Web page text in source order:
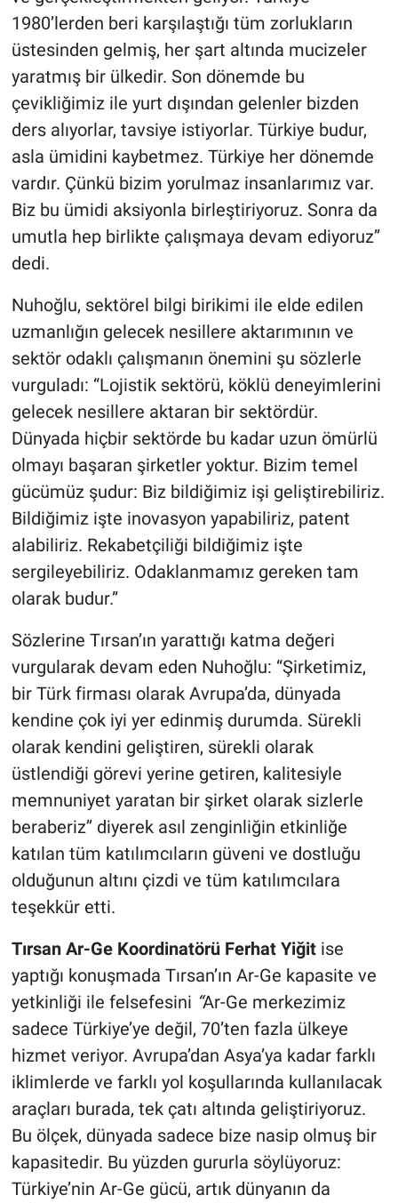
1980’lerden beri karşılaştığı tüm zorlukların
üstesinden gelmiş, her şart altında mucizeler
yaratmış bir ülkedir. Son dönemde bu
çevikliğimiz ile yurt dışından gelenler bizden
ders alıyorlar, tavsiye istiyorlar. Türkiye budur,
asla ümidini kaybetmez. Türkiye her dönemde
vardır. Çünkü bizim yorulmaz insanlarımız var.
Biz bu ümidi aksiyonla birleştiriyoruz. Sonra da
umutla hep birlikte çalışmaya devam ediyoruz’’
dedi.
Nuhoğlu, sektörel bilgi birikimi ile elde edilen
uzmanlığın gelecek nesillere aktarımının ve
sektör odaklı çalışmanın önemini şu sözlerle
vurguladı: “Lojistik sektörü, köklü deneyimlerini
gelecek nesillere aktaran bir sektördür.
Dünyada hiçbir sektörde bu kadar uzun ömürlü
olmayı başaran şirketler yoktur. Bizim temel
gücümüz şudur: Biz bildiğimiz işi geliştirebiliriz.
Bildiğimiz işte inovasyon yapabiliriz, patent
alabiliriz. Rekabetçiliği bildiğimiz işte
sergileyebiliriz. Odaklanmamız gereken tam
olarak budur.”
Sözlerine Tırsan’ın yarattığı katma değeri
vurgularak devam eden Nuhoğlu: “Şirketimiz,
bir Türk firması olarak Avrupa’da, dünyada
kendine çok iyi yer edinmiş durumda. Sürekli
olarak kendini geliştiren, sürekli olarak
üstlendiği görevi yerine getiren, kalitesiyle
memnuniyet yaratan bir şirket olarak sizlerle
beraberiz’’ diyerek asıl zenginliğin etkinliğe
katılan tüm katılımcıların güveni ve dostluğu
olduğunun altını çizdi ve tüm katılımcılara
teşekkür etti.
Tırsan Ar-Ge Koordinatörü Ferhat Yiğitise
yaptığı konuşmada Tırsan’ın Ar-Ge kapasite ve
yetkinliği ile felsefesini “Ar-Ge merkezimiz
sadece Türkiye’ye değil, 70’ten fazla ülkeye
hizmet veriyor. Avrupa’dan Asya’ya kadar farklı
iklimlerde ve farklı yol koşullarında kullanılacak
araçları burada, tek çatı altında geliştiriyoruz.
Bu ölçek, dünyada sadece bize nasip olmuş bir
kapasitedir. Bu yüzden gururla söylüyoruz:
Türkiye’nin Ar-Ge gücü, artık dünyanın da